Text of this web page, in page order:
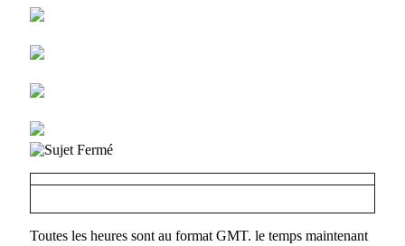
Toutes les heures sont au format GMT. le temps maintenant